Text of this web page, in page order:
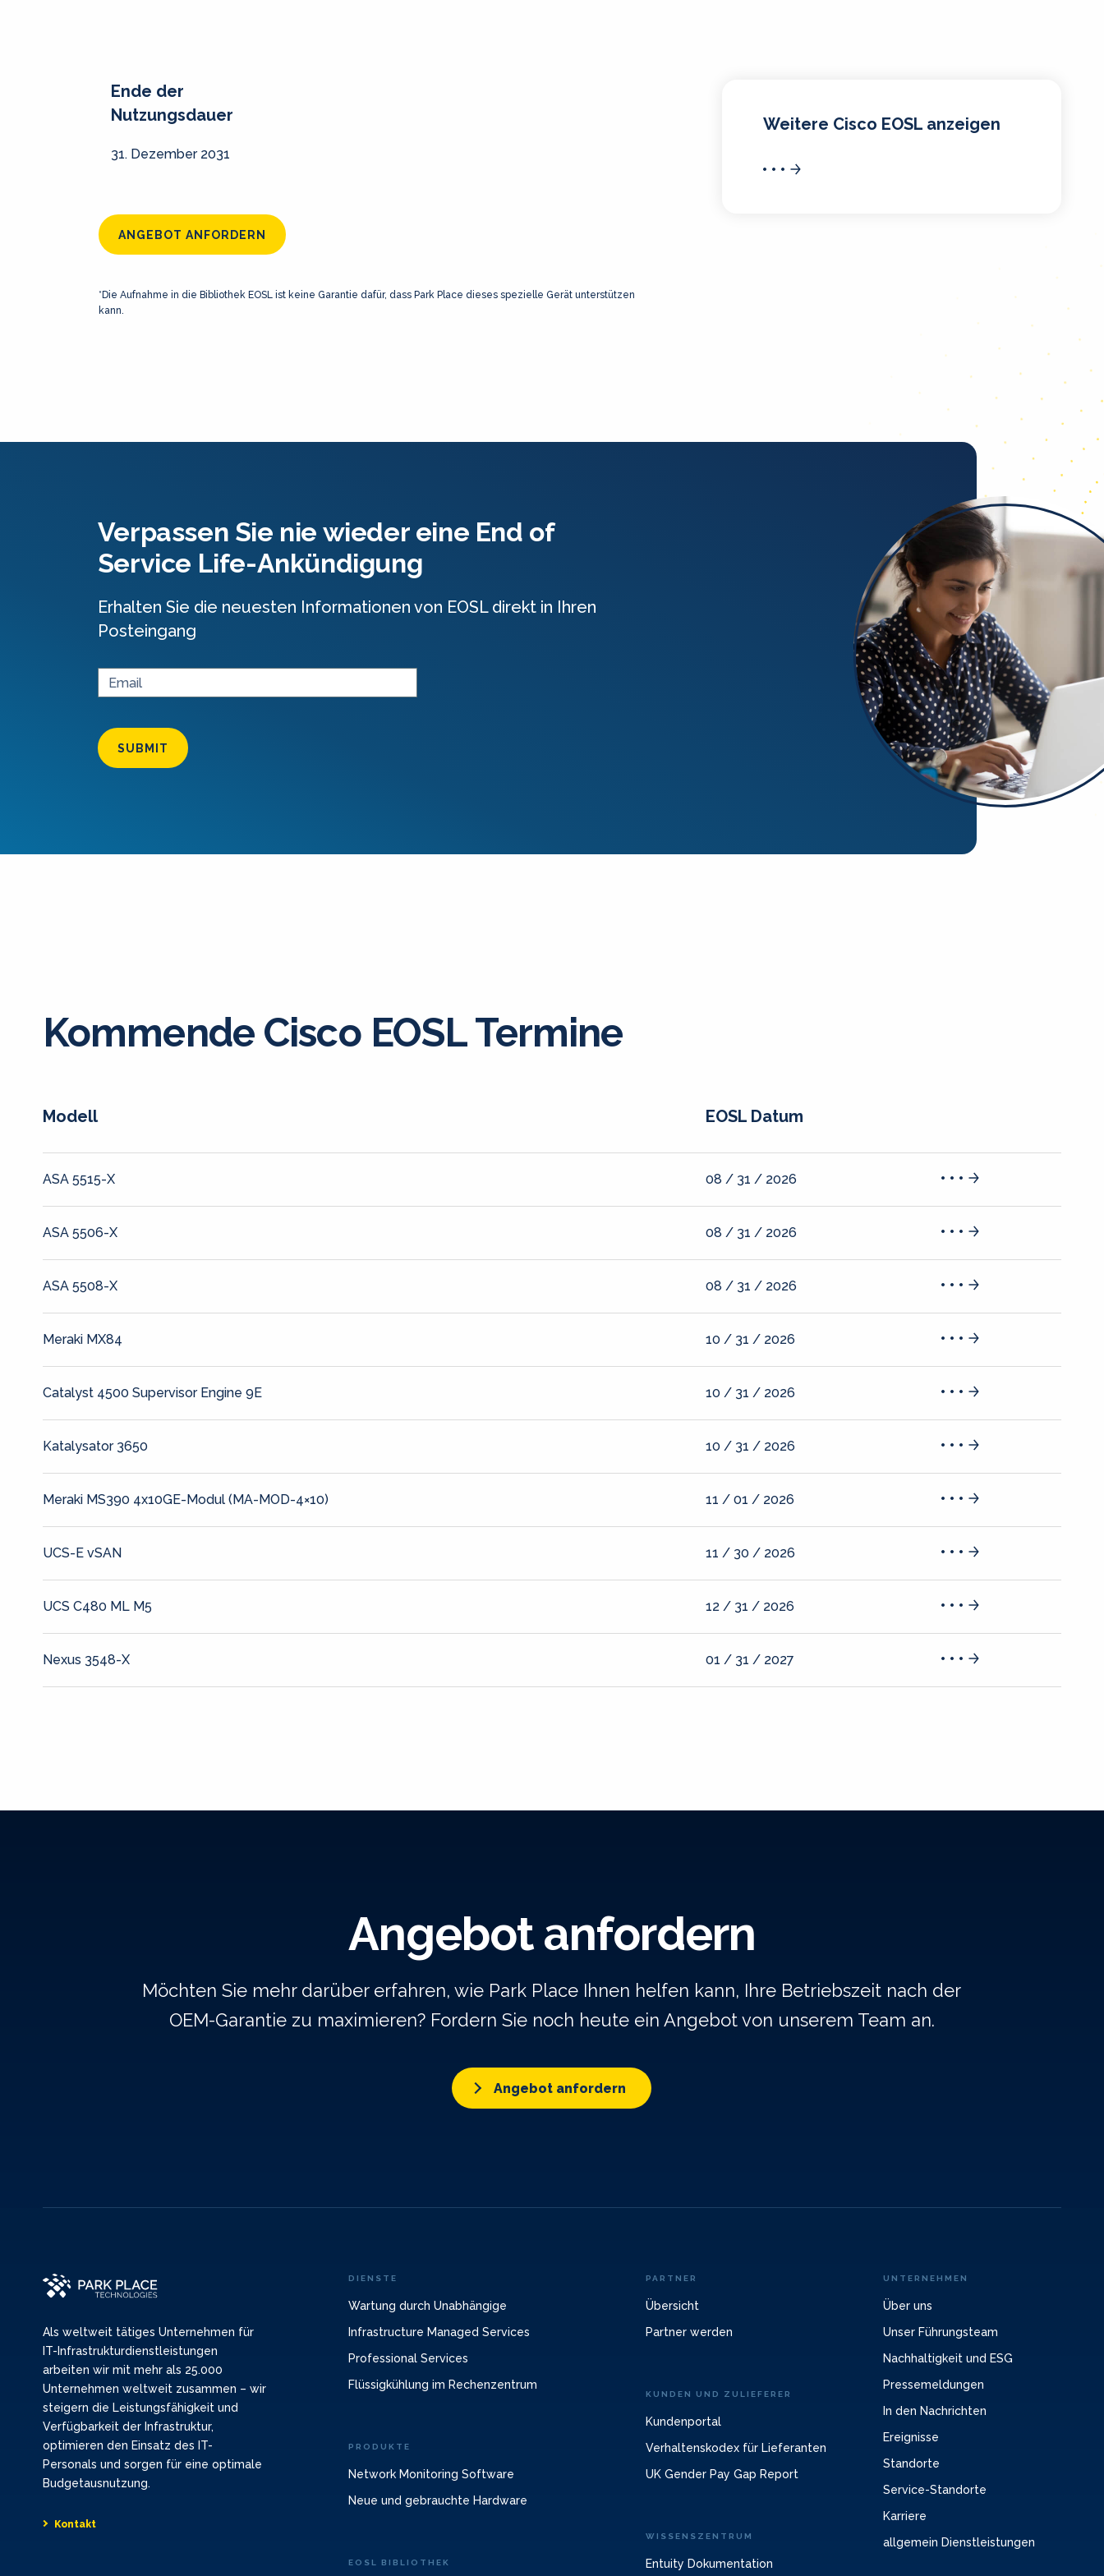
Ende der
Nutzungsdauer
31. Dezember 2031
ANGEBOT ANFORDERN
*Die Aufnahme in die Bibliothek EOSL ist keine Garantie dafür, dass Park Place dieses spezielle Gerät unterstützen
kann.
Weitere Cisco EOSL anzeigen
Verpassen Sie nie wieder eine End of
Service Life-Ankündigung
Erhalten Sie die neuesten Informationen von EOSL direkt in Ihren
Posteingang
SUBMIT
Kommende Cisco EOSL Termine
Modell EOSL Datum
ASA 5515-X 08 / 31 / 2026
ASA 5506-X 08 / 31 / 2026
ASA 5508-X 08 / 31 / 2026
Meraki MX84 10 / 31 / 2026
Catalyst 4500 Supervisor Engine 9E 10 / 31 / 2026
Katalysator 3650 10 / 31 / 2026
Meraki MS390 4x10GE-Modul (MA-MOD-4×10) 11 / 01 / 2026
UCS-E vSAN 11 / 30 / 2026
UCS C480 ML M5 12 / 31 / 2026
Nexus 3548-X 01 / 31 / 2027
Angebot anfordern
Möchten Sie mehr darüber erfahren, wie Park Place Ihnen helfen kann, Ihre Betriebszeit nach der
OEM-Garantie zu maximieren? Fordern Sie noch heute ein Angebot von unserem Team an.
Angebot anfordern
Als weltweit tätiges Unternehmen für
IT-Infrastrukturdienstleistungen
arbeiten wir mit mehr als 25.000
Unternehmen weltweit zusammen – wir
steigern die Leistungsfähigkeit und
Verfügbarkeit der Infrastruktur,
optimieren den Einsatz des IT-
Personals und sorgen für eine optimale
Budgetausnutzung.
Kontakt
DIENSTE
Wartung durch Unabhängige
Infrastructure Managed Services
Professional Services
Flüssigkühlung im Rechenzentrum
PRODUKTE
Network Monitoring Software
Neue und gebrauchte Hardware
EOSL BIBLIOTHEK
PARTNER
Übersicht
Partner werden
KUNDEN UND ZULIEFERER
Kundenportal
Verhaltenskodex für Lieferanten
UK Gender Pay Gap Report
WISSENSZENTRUM
Entuity Dokumentation
UNTERNEHMEN
Über uns
Unser Führungsteam
Nachhaltigkeit und ESG
Pressemeldungen
In den Nachrichten
Ereignisse
Standorte
Service-Standorte
Karriere
allgemein Dienstleistungen